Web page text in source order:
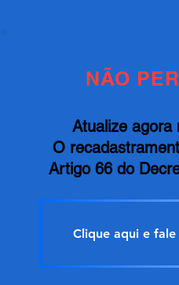
NÃO
Atualize agora
O
Artigo 66 do
Clique aqui e